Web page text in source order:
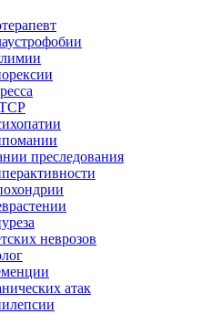
преследования
неврозов
атак